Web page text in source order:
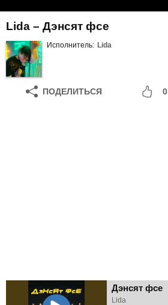
Lida – Дэнсят фсе
Исполнитель: Lida
ПОДЕЛИТЬСЯ 0
Дэнсят фсе
Lida